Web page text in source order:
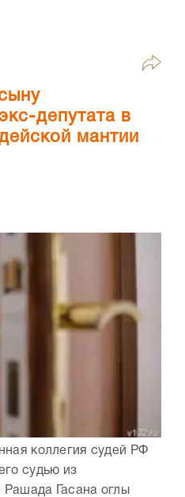
депутата в
мантии
коллегия судей РФ
судью из
Рашада Гасана оглы